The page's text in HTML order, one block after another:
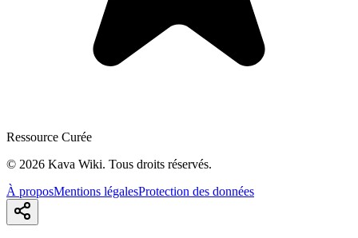
Ressource Curée
© 2026 Kava Wiki. Tous droits réservés.
À proposMentions légalesProtection des données